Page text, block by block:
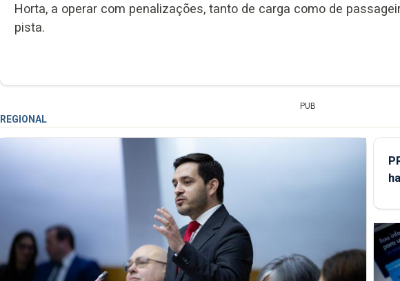
Horta, a operar com penalizações, tanto de carga como de
pista.
PUB
REGIONAL